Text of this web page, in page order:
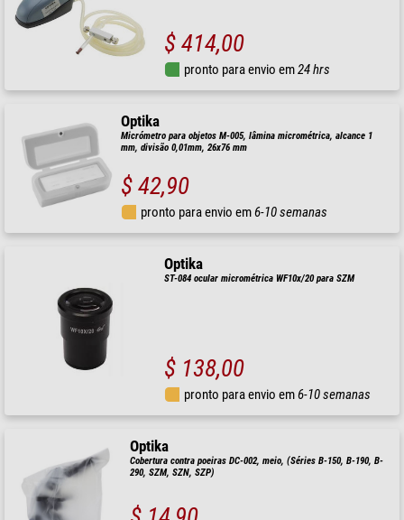
$ 414,00
pronto para envio em24 hrs
Optika
Micrómetro para objetos M-005, lâmina micrométrica, alcance 1
mm, divisão 0,01mm, 26x76 mm
$ 42,90
pronto para envio em6-10 semanas
Optika
ST-084 ocular micrométrica WF10x/20 para SZM
$ 138,00
pronto para envio em6-10 semanas
Optika
Cobertura contra poeiras DC-002, meio, (Séries B-150, B-190, B-
290, SZM, SZN, SZP)